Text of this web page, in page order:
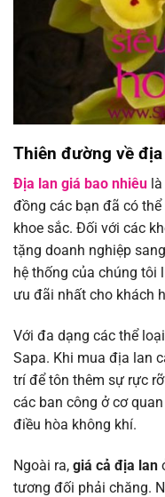
Thiên đường về
Địa lan giá bao nhiêu
đồng các bạn đã có
khoe sắc. Đối với các
tặng doanh nghiệp
hệ thống của chúng
ưu đãi nhất cho khách
Với đa dạng các thể
Sapa. Khi mua địa lan
trí để tôn thêm sự rực
các ban công ở cơ
điều hòa không khí.
Ngoài ra, giá cả địa lan
tương đối phải chăng.